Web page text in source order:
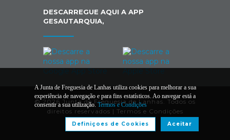
DESCARREGUE AQUI A APP
GESAUTARQUIA,
© 2026 Junta de Freguesia de Lanhas. Todos os
direitos reservados | Termos e Condições
A Junta de Freguesia de Lanhas utiliza cookies para melhorar a sua
experiência de navegação e para fins estatísticos. Ao navegar está a
consentir a sua utilização. Termos e Condições
Aceitar
Definiçoes de Cookies